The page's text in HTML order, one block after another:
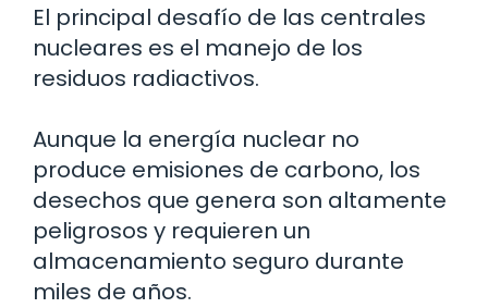
El principal desafío de las centrales
nucleares es el manejo de los
residuos radiactivos.
Aunque la energía nuclear no
produce emisiones de carbono, los
desechos que genera son altamente
peligrosos y requieren un
almacenamiento seguro durante
miles de años.